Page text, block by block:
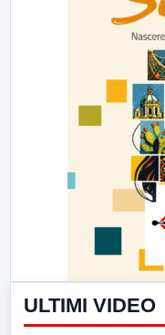
ULTIMI VIDEO